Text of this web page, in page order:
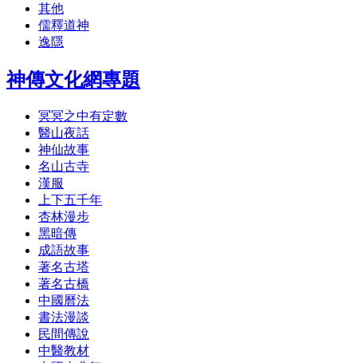
其他
儒釋道神
逸隱
神傳文化網專題
冥冥之中有定數
醫山夜話
神仙故事
名山古寺
漢服
上下五千年
杏林漫步
黑暗傳
成語故事
著名古塔
著名古橋
中國曆法
書法漫談
民間傳說
中醫教材